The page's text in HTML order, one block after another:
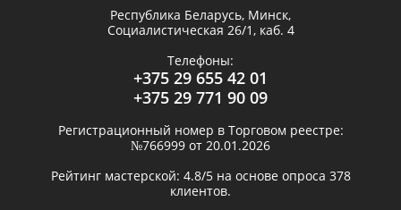
Республика Беларусь, Минск,
Социалистическая 26/1, каб. 4
Телефоны:
+375 29 655 42 01
+375 29 771 90 09
Регистрационный номер в Торговом реестре:
№766999 от 20.01.2026
Рейтинг мастерской: 4.8/5 на основе опроса 378
клиентов.